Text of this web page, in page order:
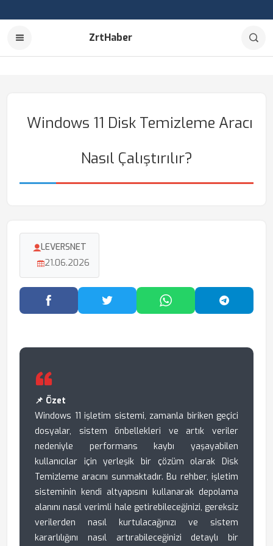
ZrtHaber
Windows 11 Disk Temizleme Aracı
Nasıl Çalıştırılır?
LEVERSNET
21.06.2026
Facebook'ta PaylaşTwitter'da PaylaşWhatsApp'ta Paylaş
📌 Özet
Windows 11 işletim sistemi, zamanla biriken geçici
dosyalar, sistem önbellekleri ve artık veriler
nedeniyle performans kaybı yaşayabilen
kullanıcılar için yerleşik bir çözüm olarak Disk
Temizleme aracını sunmaktadır. Bu rehber, işletim
sisteminin kendi altyapısını kullanarak depolama
alanını nasıl verimli hale getirebileceğinizi, gereksiz
verilerden nasıl kurtulacağınızı ve sistem
kararlılığını nasıl artırabileceğinizi detaylı bir